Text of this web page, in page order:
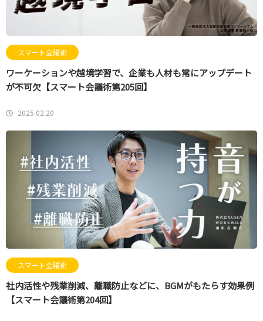
スマート会議術
ワーケーションや越境学習で、企業も人材も常にアップデート
が不可欠【スマート会議術第205回】
2025.02.20
スマート会議術
社内活性や残業削減、離職防止などに、BGMがもたらす効果例
【スマート会議術第204回】